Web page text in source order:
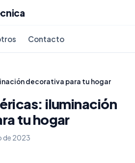
Contacto
decorativa para tu hogar
iluminación
tu hogar
de 2023